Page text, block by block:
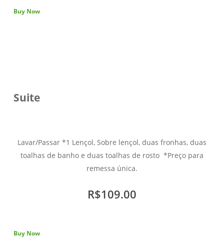
Buy Now
Suite
Lavar/Passar *1 Lençol, Sobre lençol, duas fronhas, duas
toalhas de banho e duas toalhas de rosto *Preço para
remessa única.
R$109.00
Buy Now